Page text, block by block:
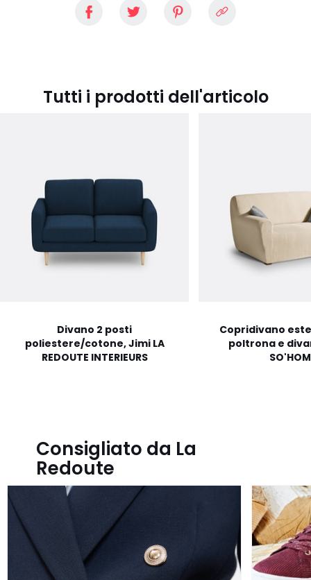
Tutti i prodotti dell'articolo
Divano 2 posti
poliestere/cotone, Jimi LA
REDOUTE INTERIEURS
Copridivano
poltrona e
Consigliato da La
Redoute